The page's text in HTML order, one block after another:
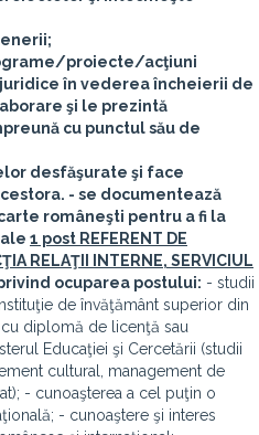
proiecte/acţiuni
în vederea încheierii de
şi le prezintă
cu punctul său de
desfăşurate şi face
- se documentează
româneşti pentru a fi la
1 post REFERENT DE
RELAŢII INTERNE, SERVICIUL
ocuparea postului: - studii
de învăţământ superior din
diplomă de licenţă sau
Educaţiei şi Cercetării (studii
cultural, management de
- cunoaşterea a cel puţin o
- cunoaştere şi interes